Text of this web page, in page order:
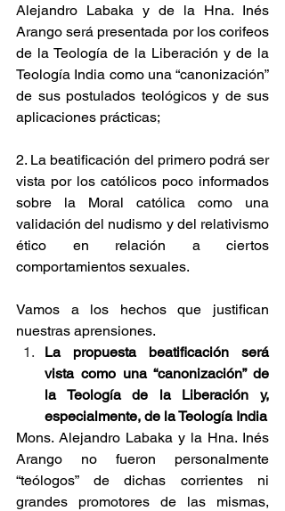
Alejandro Labaka y de la Hna. Inés
Arango será presentada por los corifeos
de la Teología de la Liberación y de la
Teología India como una “canonización”
de sus postulados teológicos y de sus
aplicaciones prácticas;
2. La beatificación del primero podrá ser
vista por los católicos poco informados
sobre la Moral católica como una
validación del nudismo y del relativismo
ético en relación a ciertos
comportamientos sexuales.
Vamos a los hechos que justifican
nuestras aprensiones.
La propuesta beatificación será
vista como una “canonización” de
la Teología de la Liberación y,
especialmente, de la Teología India
Mons. Alejandro Labaka y la Hna. Inés
Arango no fueron personalmente
“teólogos” de dichas corrientes ni
grandes promotores de las mismas,